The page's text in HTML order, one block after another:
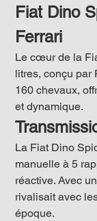
Fiat Dino
Ferrari
Le cœur de la
litres, conçu par
160 chevaux,
et dynamique.
La Fiat Dino
manuelle à 5
réactive. Avec
rivalisait avec
époque.